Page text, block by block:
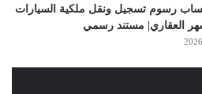
رسوم تسجيل ونقل ملكية السيارات